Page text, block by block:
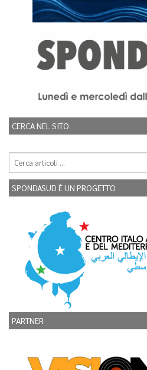
CERCA NEL SITO
SPONDASUD È UN PROGETTO
PARTNER